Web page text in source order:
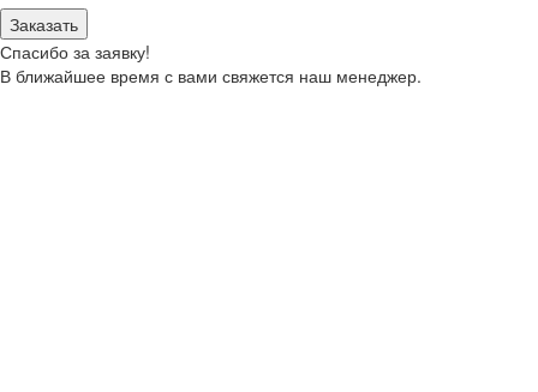
Заказать
Спасибо за заявку!
В ближайшее время с вами свяжется наш менеджер.